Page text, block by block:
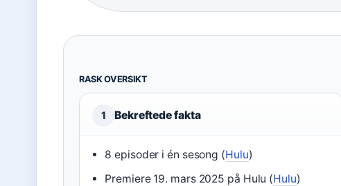
RASK OVERSIKT
1 Bekreftede fakta
8 episoder i én sesong (Hulu)
Premiere 19. mars 2025 på Hulu (Hulu)